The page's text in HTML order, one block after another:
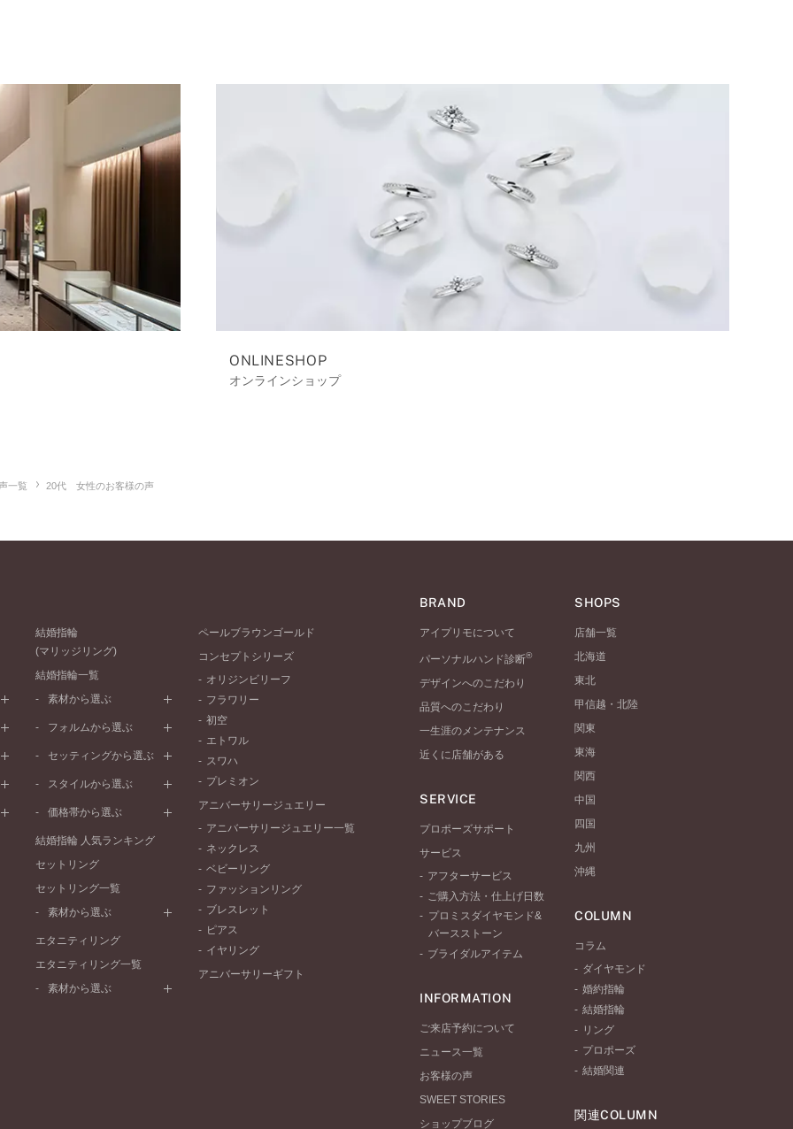
ONLINESHOP
オンラインショップ
一覧 20代 女性のお客様の声
結婚指輪
(マリッジリング)
結婚指輪一覧
素材から選ぶ
プラチナ
ピンクゴールド
ペールブラウンゴールド
フォルムから選ぶ
ストレートライン
V字ライン
セッティングから選ぶ
プレーン
セベラルメレ
ラインメレ
スタイルから選ぶ
シンプル
モード
エレガント
ゴージャス
価格帯から選ぶ
50万円～
20万円～30万円
10万円～20万円
結婚指輪 人気ランキング
セットリング
セットリング一覧
素材から選ぶ
プラチナ
ペールブラウンゴールド
エタニティリング
エタニティリング一覧
素材から選ぶ
ペールブラウンゴールド
コンセプトシリーズ
オリジンビリーフ
フラワリー
初空
エトワル
スワハ
プレミオン
アニバーサリージュエリー
アニバーサリージュエリー一覧
ネックレス
ベビーリング
ファッションリング
ブレスレット
ピアス
イヤリング
アニバーサリーギフト
BRAND
アイプリモについて
パーソナルハンド診断®
デザインへのこだわり
品質へのこだわり
一生涯のメンテナンス
近くに店舗がある
SERVICE
プロポーズサポート
サービス
アフターサービス
ご購入方法・仕上げ日数
プロミスダイヤモンド&
バースストーン
ブライダルアイテム
INFORMATION
ご来店予約について
ニュース一覧
お客様の声
SWEET STORIES
ショップブログ
SHOPS
店舗一覧
北海道
東北
甲信越・北陸
関東
東海
関西
中国
四国
九州
沖縄
COLUMN
コラム
ダイヤモンド
婚約指輪
結婚指輪
リング
プロポーズ
結婚関連
関連COLUMN